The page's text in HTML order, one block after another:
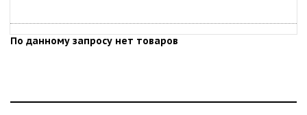
По данному запросу нет товаров